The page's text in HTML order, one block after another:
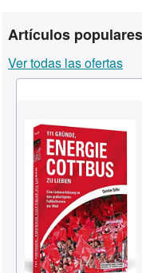
Libros antiguos
Arte y coleccionismo
Comenzar a vender
Ayuda
Artículos
Ver todas las ofertas